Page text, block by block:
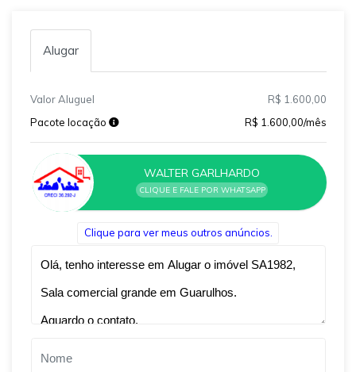
Alugar
Valor Aluguel
R$ 1.600,00
Pacote locação
R$ 1.600,00/mês
WALTER GARLHARDO
CLIQUE E FALE POR WHATSAPP
Clique para ver meus outros anúncios.